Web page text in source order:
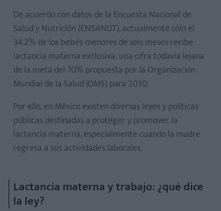
De acuerdo con datos de la Encuesta Nacional de
Salud y Nutrición (ENSANUT), actualmente sólo el
34.2% de los bebés menores de seis meses recibe
lactancia materna exclusiva, una cifra todavía lejana
de la meta del 70% propuesta por la Organización
Mundial de la Salud (OMS) para 2030.
Por ello, en México existen diversas leyes y políticas
públicas destinadas a proteger y promover la
lactancia materna, especialmente cuando la madre
regresa a sus actividades laborales.
Lactancia materna y trabajo: ¿qué dice
la ley?